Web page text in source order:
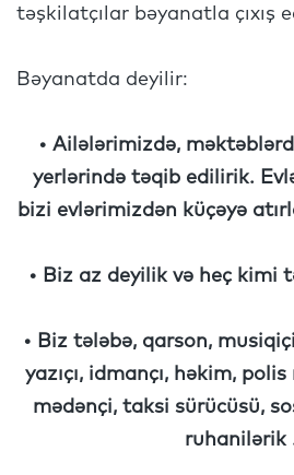
təşkilatçılar bəyanatla çıxış
Bəyanatda deyilir:
• Ailələrimizdə,
yerlərində təqib edilirik.
bizi evlərimizdən küçəyə
• Biz az deyilik və heç kimi
• Biz tələbə, qarson,
yazıçı, idmançı, həkim,
mədənçi, taksi sürücüsü,
ruhanilərik